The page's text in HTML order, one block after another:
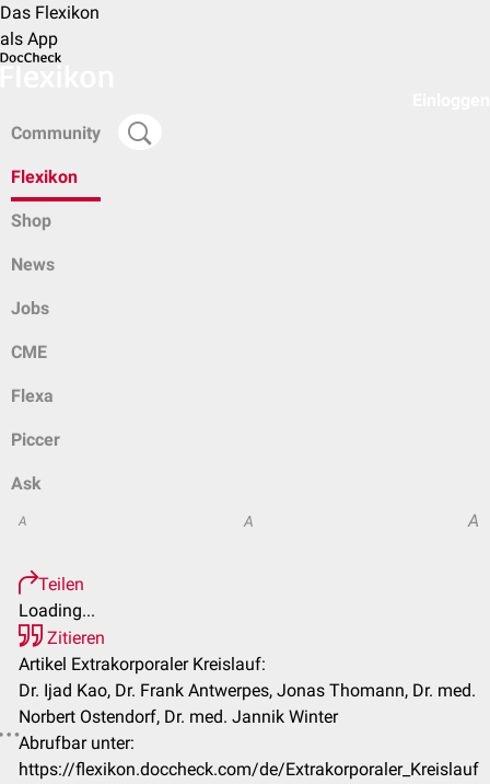
Das Flexikon
als App
Community
Flexikon
Shop
News
Jobs
CME
Flexa
Piccer
Ask
A A A
Teilen
Loading...
Zitieren
Artikel Extrakorporaler Kreislauf:
Dr. Ijad Kao, Dr. Frank Antwerpes, Jonas Thomann, Dr. med.
Norbert Ostendorf, Dr. med. Jannik Winter
Abrufbar unter:
https://flexikon.doccheck.com/de/Extrakorporaler_Kreislauf